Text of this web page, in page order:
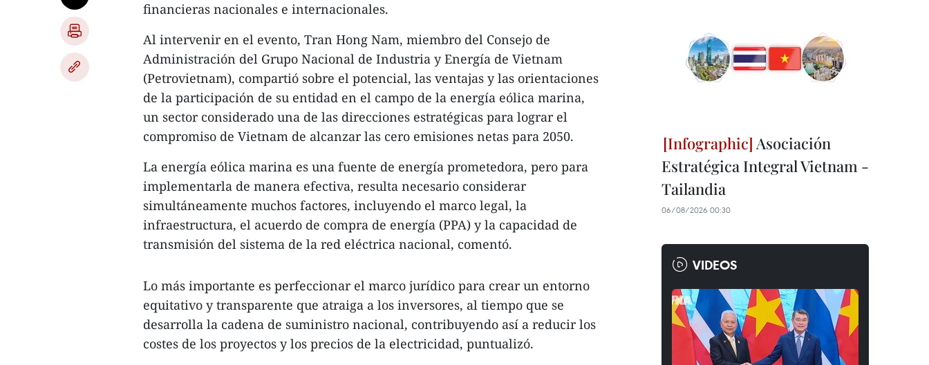
financieras nacionales e internacionales.
Al intervenir en el evento, Tran Hong Nam, miembro del Consejo de
Administración del Grupo Nacional de Industria y Energía de Vietnam
(Petrovietnam), compartió sobre el potencial, las ventajas y las orientaciones
de la participación de su entidad en el campo de la energía eólica marina,
un sector considerado una de las direcciones estratégicas para lograr el
compromiso de Vietnam de alcanzar las cero emisiones netas para 2050.
La energía eólica marina es una fuente de energía prometedora, pero para
implementarla de manera efectiva, resulta necesario considerar
simultáneamente muchos factores, incluyendo el marco legal, la
infraestructura, el acuerdo de compra de energía (PPA) y la capacidad de
transmisión del sistema de la red eléctrica nacional, comentó.
Lo más importante es perfeccionar el marco jurídico para crear un entorno
equitativo y transparente que atraiga a los inversores, al tiempo que se
desarrolla la cadena de suministro nacional, contribuyendo así a reducir los
costes de los proyectos y los precios de la electricidad, puntualizó.
Asociación
Estratégica Integral Vietnam -
Tailandia
06/08/2026 00:30
VIDEOS